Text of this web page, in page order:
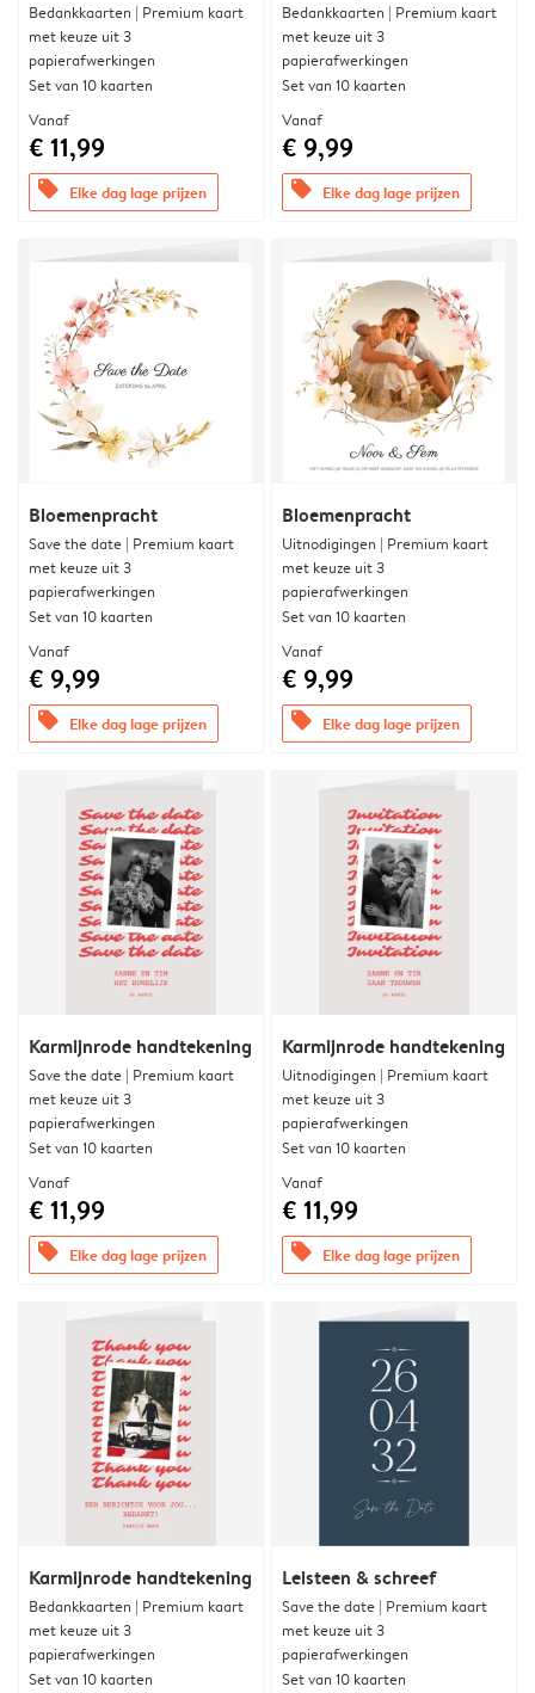
Bedankkaarten | Premium kaart
met keuze uit 3
papierafwerkingen
Set van 10 kaarten
Vanaf
€ 11,99
offers Elke dag lage prijzen
Bedankkaarten | Premium kaart
met keuze uit 3
papierafwerkingen
Set van 10 kaarten
Vanaf
€ 9,99
offers Elke dag lage prijzen
Bloemenpracht
Save the date | Premium kaart
met keuze uit 3
papierafwerkingen
Set van 10 kaarten
Vanaf
€ 9,99
offers Elke dag lage prijzen
Bloemenpracht
Uitnodigingen | Premium kaart
met keuze uit 3
papierafwerkingen
Set van 10 kaarten
Vanaf
€ 9,99
offers Elke dag lage prijzen
Karmijnrode handtekening
Save the date | Premium kaart
met keuze uit 3
papierafwerkingen
Set van 10 kaarten
Vanaf
€ 11,99
offers Elke dag lage prijzen
Karmijnrode handtekening
Uitnodigingen | Premium kaart
met keuze uit 3
papierafwerkingen
Set van 10 kaarten
Vanaf
€ 11,99
offers Elke dag lage prijzen
Karmijnrode handtekening
Bedankkaarten | Premium kaart
met keuze uit 3
papierafwerkingen
Set van 10 kaarten
Leisteen & schreef
Save the date | Premium kaart
met keuze uit 3
papierafwerkingen
Set van 10 kaarten